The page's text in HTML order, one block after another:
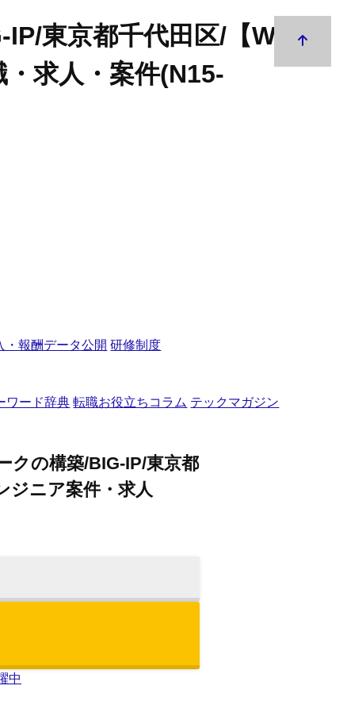
東京都千代田区/【WEB
求人・案件(N15-
・報酬データ公開 研修制度
ワード辞典 転職お役立ちコラム テックマガジン
クの構築/BIG-IP/東京都
ジニア案件・求人
中